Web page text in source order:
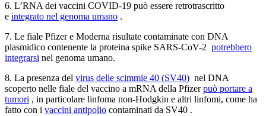
6. L’RNA dei vaccini COVID-19 può essere retrotrascritto
e integrato nel genoma umano .
7. Le fiale Pfizer e Moderna risultate contaminate con DNA
plasmidico contenente la proteina spike SARS-CoV-2 potrebbero
integrarsi nel genoma umano.
8. La presenza del virus delle scimmie 40 (SV40) nel DNA
scoperto nelle fiale del vaccino a mRNA della Pfizerpuò portare a
tumori , in particolare linfoma non-Hodgkin e altri linfomi, come ha
fatto con i vaccini antipolio contaminati da SV40 .